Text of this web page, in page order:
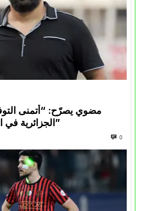
مضوي يصرّح: “أتمنى
الجزائرية في المسابقات القارية”
0